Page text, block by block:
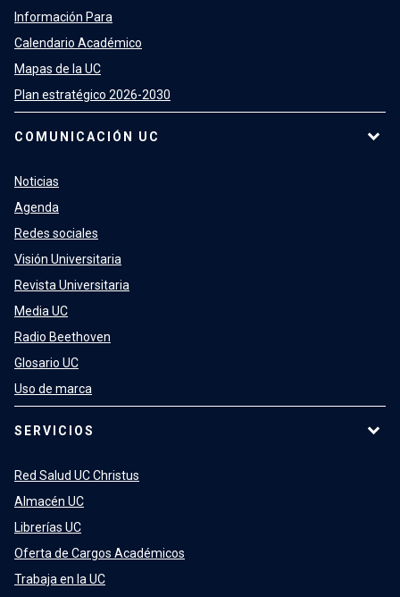
Información Para
Calendario Académico
Mapas de la UC
Plan estratégico 2026-2030
COMUNICACIÓN UC
Noticias
Agenda
Redes sociales
Visión Universitaria
Revista Universitaria
Media UC
Radio Beethoven
Glosario UC
Uso de marca
SERVICIOS
Red Salud UC Christus
Almacén UC
Librerías UC
Oferta de Cargos Académicos
Trabaja en la UC